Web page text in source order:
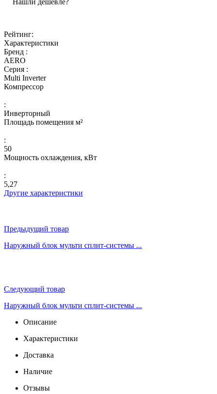
Нашли дешевле?
Рейтинг:
Характеристики
Бренд :
AERO
Серия :
Multi Inverter
Компрессор
:
Инверторный
Площадь помещения м²
:
50
Мощность охлаждения, кВт
:
5,27
Другие характеристики
Предыдущий товар
Наружный блок мульти сплит-системы ...
Следующий товар
Наружный блок мульти сплит-системы ...
Описание
Характеристики
Доставка
Наличие
Отзывы